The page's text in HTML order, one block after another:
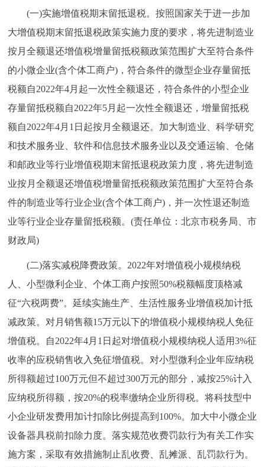
ITALIANO
回到顶部
(一)实施增值税期末留抵退税。按照国家关于进一步加
大增值税期末留抵退税政策实施力度的要求，将先进制造业
按月全额退还增值税增量留抵税额政策范围扩大至符合条件
的小微企业(含个体工商户)，符合条件的微型企业存量留抵
税额自2022年4月起一次性全额退还，符合条件的小型企业
存量留抵税额自2022年5月起一次性全额退还，增量留抵税
额自2022年4月1日起按月全额退还。加大制造业、科学研究
和技术服务业、软件和信息技术服务业以及交通运输、仓储
和邮政业等行业增值税期末留抵退税政策力度，将先进制造
业按月全额退还增值税增量留抵税额政策范围扩大至符合条
件的制造业等行业企业(含个体工商户)，并一次性退还制造
业等行业企业存量留抵税额。(责任单位：北京市税务局、市
财政局)
(二)落实减税降费政策。2022年对增值税小规模纳税
人、小型微利企业、个体工商户按照50%税额幅度顶格减
征“六税两费”。延续实施生产、生活性服务业增值税加计抵
减政策。对月销售额15万元以下的增值税小规模纳税人免征
增值税。自2022年4月1日起对增值税小规模纳税人适用3%征
收率的应税销售收入免征增值税。对小型微利企业年应纳税
所得额超过100万元但不超过300万元的部分，减按25%计入
应纳税所得额，按20%的税率缴纳企业所得税。将科技型中
小企业研发费用加计扣除比例提高到100%。加大中小微企业
设备器具税前扣除力度。落实规范收费罚款行为有关工作实
施方案，采取有效措施制止乱收费、乱摊派、乱罚款行为。